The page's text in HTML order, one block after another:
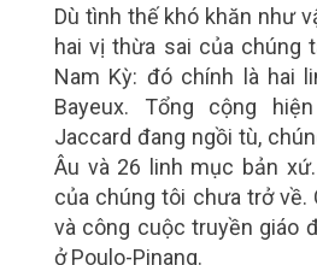
Dù tình thế khó khăn như
hai vị thừa sai của chúng
Nam Kỳ: đó chính là hai
Bayeux. Tổng cộng
Jaccard đang ngồi tù,
Âu và 26 linh mục bản
của chúng tôi chưa trở về.
và công cuộc truyền giáo
ở Poulo-Pinang.